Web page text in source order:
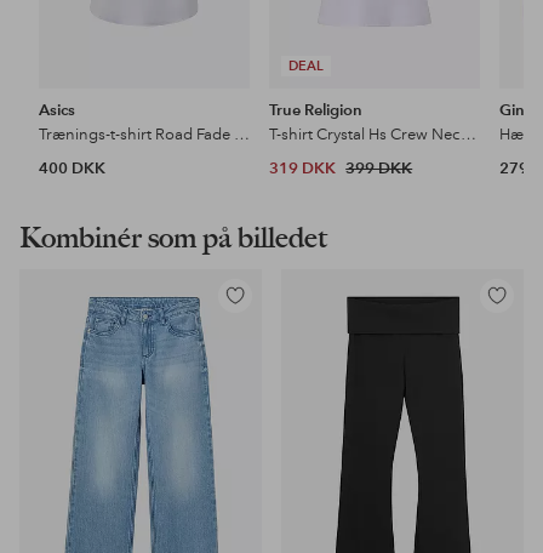
Asics
Trænings-t-shirt Road Fade SS
400 DKK
DEAL
True Religion
T-shirt Crystal Hs Crew Neck Tee
319 DKK 399 DKK
Gina
279
Kombinér som på billedet
Tilføj
Tilføj